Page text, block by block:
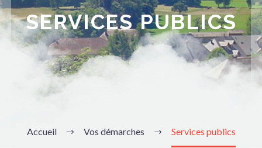
SERVICES PUBLICS
Accueil Vos démarches Services publics